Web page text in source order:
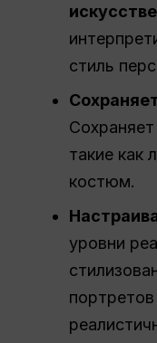
стиль
такие как
костюм.
уровни